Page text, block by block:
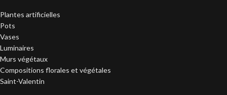
Plantes artificielles
Pots
Vases
Luminaires
Murs végétaux
Compositions florales et végétales
Saint-Valentin